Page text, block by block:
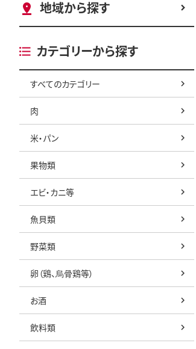
地域から探す
カテゴリーから探す
すべてのカテゴリー
肉
米・パン
果物類
エビ・カニ等
魚貝類
野菜類
卵（鶏、烏骨鶏等）
お酒
飲料類